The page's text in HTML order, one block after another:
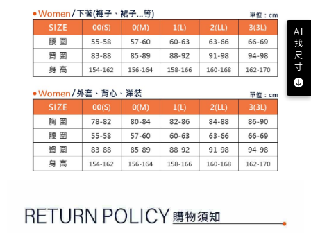
2.基於同意付款使用「大哥付你分期」之契約關係目的，商店將以您的個人
資料（包含姓名、電話或地址）提供予台灣大哥大進項蒐集、處理及利用，
由本公司與您本人進行分期帳單所需資料之確認、核對及更正。
3.完整用戶服務條款，請詳閱以下連結：https://oppay.tw/userRule
※ 交易是否成功請以「AFTEE先享後付 」之結帳頁面顯示為準，若有關於
是否繳費成功／繳費後需取消欲退款等相關疑問，請聯繫「AFTEE先享後付
客戶支援中心」
https://netprotections.freshdesk.com/support/home
【注意事項】
易，需依本服務之必要範圍內提供個人資料，並將交易相關給付款項請求債
權轉讓予恩沛科技股份有限公司。
２．關於個人資料處理事宜，請瀏覽以下網址：
https://aftee.tw/terms/#terms3
３．未成年的使用者請事先徵得法定代理人或監護人之同意方可使用
「AFTEE先享後付」，若未經同意申辦者引起之損失，本公司不負相關責
請求用戶進行身份認證。
５．嚴禁一人註冊多個帳號或使用他人資訊註冊。若發現惡意使用之情形，
付款後萊爾富取貨
每筆NT$80，滿NT$2,000(含以上)免運費
7-11取貨付款
付款後7-11取貨
每筆NT$80，滿NT$2,000(含以上)免運費
每筆NT$80，滿NT$2,000(含以上)免運費
每筆NT$280，滿NT$2,000(含以上)免運費
AI
找
尺
寸